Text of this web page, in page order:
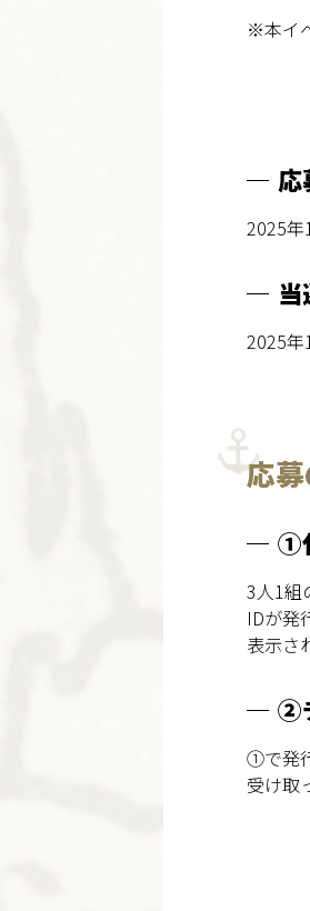
※本イ
応
2025年
2025年
応
①
3人1組
IDが発
表示さ
②
①で発
受け取